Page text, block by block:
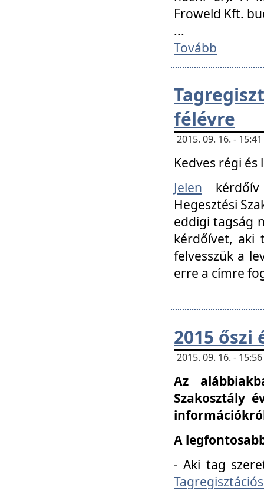
Froweld Kft.
...
Tovább
félévre
2015. 09. 16. -
Kedves régi
Jelen
Hegesztési
eddigi tagság
kérdőívet, aki
felvesszük a
erre a címre
2015 őszi
2015. 09. 16. -
Az
Szakosztály
A
- Aki tag